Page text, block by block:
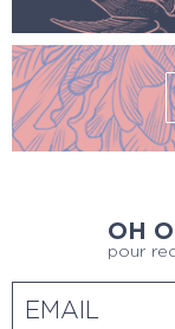
OH
pour